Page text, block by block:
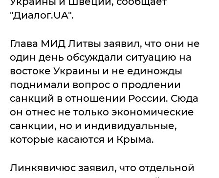
"Диалог.UA".
Глава МИД Литвы заявил, что они не
один день обсуждали ситуацию на
востоке Украины и не единожды
поднимали вопрос о продлении
санкций в отношении России. Сюда
он отнес не только экономические
санкции, но и индивидуальные,
которые касаются и Крыма.
Линкявичюс заявил, что отдельной